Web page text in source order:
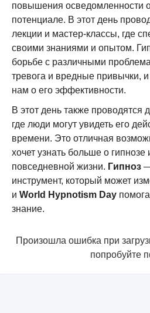
повышения осведомленности о
потенциале. В этот день
лекции и мастер-классы, где
своими знаниями и опытом.
борьбе с различными
тревога и вредные привычки,
нам о его эффективности.
В этот день также проводятся
где люди могут увидеть его
времени. Это отличная
хочет узнать больше о
повседневной жизни. Гипноз
инструмент, который может
и World Hypnotism Day
знание.
Произошла ошибка при
попробуйте